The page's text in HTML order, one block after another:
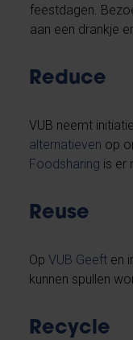
feestdagen.
aan een drankje
Reduce
VUB neemt
alternatieven op
Foodsharing is er
Reuse
OpVUB Geeft en
kunnen spullen
Recycle